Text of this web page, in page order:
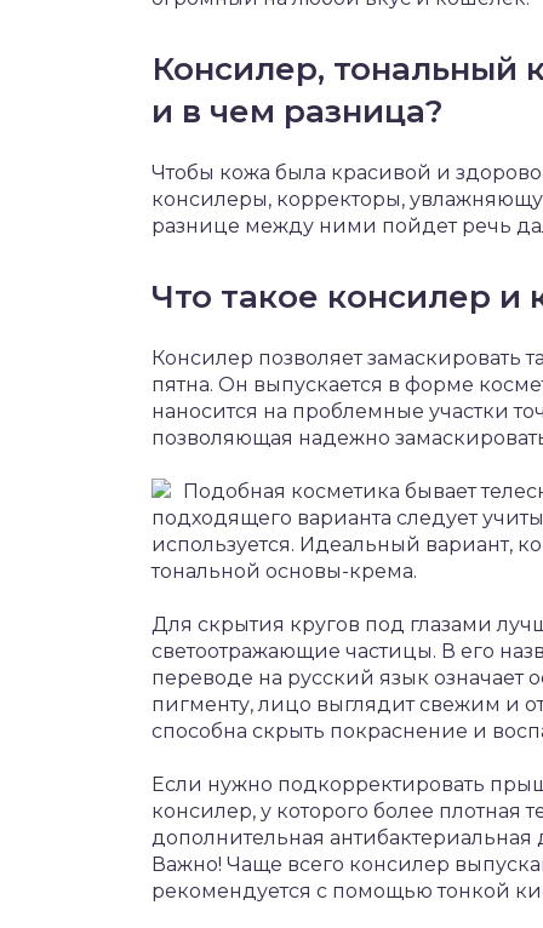
Консилер, тональный
и в чем разница?
Чтобы кожа была красивой и
консилеры, корректоры,
разнице между ними пойдет речь
Что такое консилер и
Консилер позволяет
пятна. Он выпускается в форме
наносится на проблемные участки
позволяющая надежно
Подобная косметика бывает
подходящего варианта следует
используется. Идеальный вариант,
тональной основы-крема.
Для скрытия кругов под глазами
светоотражающие частицы. В его
переводе на русский язык
пигменту, лицо выглядит свежим и
способна скрыть покраснение и
Если нужно подкорректировать
консилер, у которого более плотная
дополнительная
Важно! Чаще всего консилер
рекомендуется с помощью тонкой